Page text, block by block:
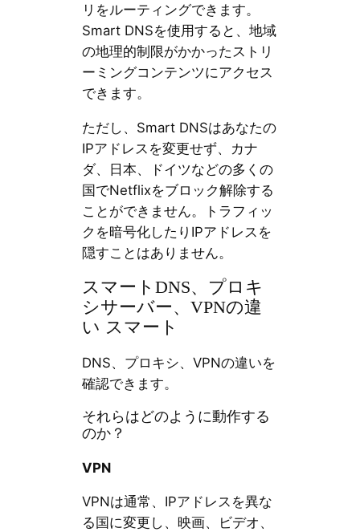
リをルーティングできます。
Smart DNSを使用すると、地域
の地理的制限がかかったストリ
ーミングコンテンツにアクセス
できます。
ただし、Smart DNSはあなたの
IPアドレスを変更せず、カナ
ダ、日本、ドイツなどの多くの
国でNetflixをブロック解除する
ことができません。トラフィッ
クを暗号化したりIPアドレスを
隠すことはありません。
スマートDNS、プロキ
シサーバー、VPNの違
い スマート
DNS、プロキシ、VPNの違いを
確認できます。
それらはどのように動作する
のか？
VPN
VPNは通常、IPアドレスを異な
る国に変更し、映画、ビデオ、